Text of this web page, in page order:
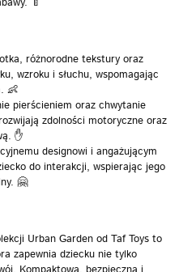
różnorodne tekstury oraz
wzroku i słuchu, wspomagając
👶
pierścieniem oraz chwytanie
zdolności motoryczne oraz
✋
designowi i angażującym
do interakcji, wspierając jego
🤗
Urban Garden od Taf Toys to
zapewnia dziecku nie tylko